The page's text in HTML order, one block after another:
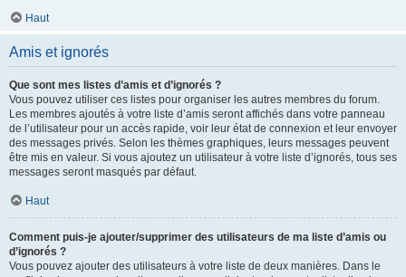
Haut
Amis et ignorés
Que sont mes listes d’amis et d’ignorés ?
Vous pouvez utiliser ces listes pour organiser les autres membres du forum.
Les membres ajoutés à votre liste d’amis seront affichés dans votre panneau
de l’utilisateur pour un accès rapide, voir leur état de connexion et leur envoyer
des messages privés. Selon les thèmes graphiques, leurs messages peuvent
être mis en valeur. Si vous ajoutez un utilisateur à votre liste d’ignorés, tous ses
messages seront masqués par défaut.
Haut
Comment puis-je ajouter/supprimer des utilisateurs de ma liste d’amis ou
d’ignorés ?
Vous pouvez ajouter des utilisateurs à votre liste de deux manières. Dans le